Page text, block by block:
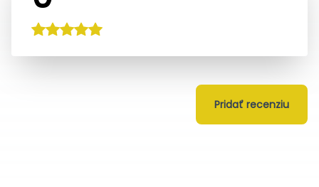
Pridať recenziu